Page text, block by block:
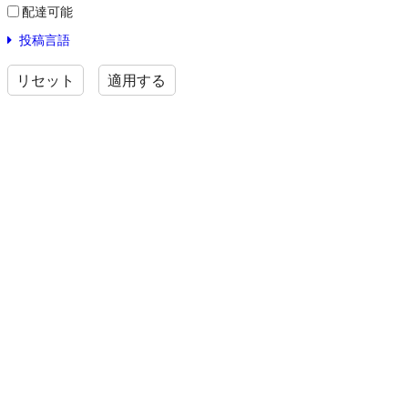
配達可能
投稿言語
リセット 適用する